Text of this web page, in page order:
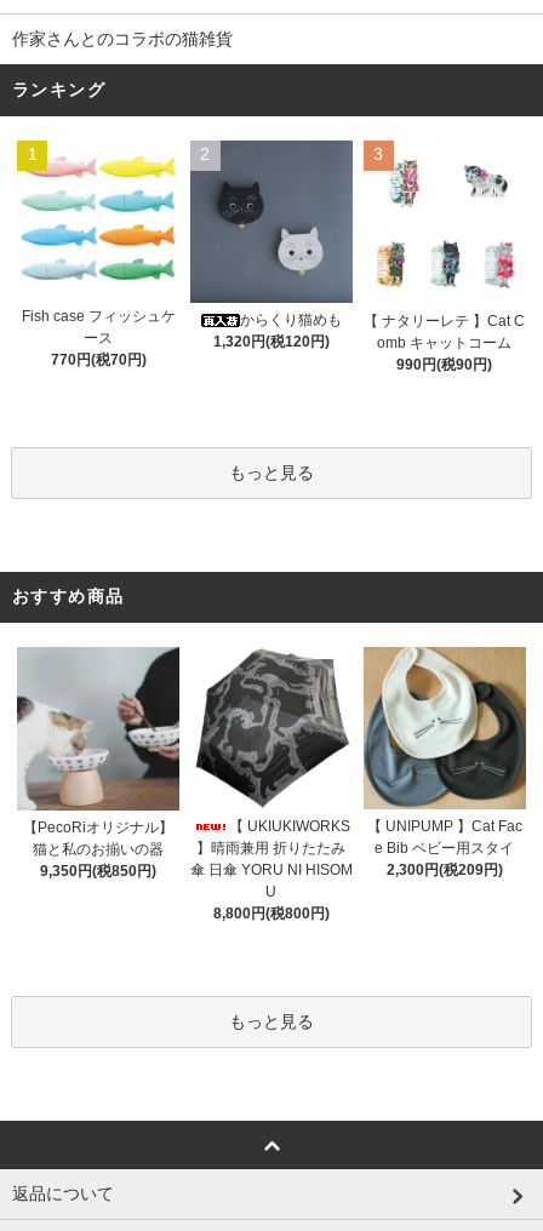
作家さんとのコラボの猫雑貨
ランキング
1
Fish case フィッシュケ
ース
770円(税70円)
2
からくり猫めも
1,320円(税120円)
3
【 ナタリーレテ 】Cat C
omb キャットコーム
990円(税90円)
もっと見る
おすすめ商品
【PecoRiオリジナル】
猫と私のお揃いの器
9,350円(税850円)
【 UKIUKIWORKS
】晴雨兼用 折りたたみ
傘 日傘 YORU NI HISOM
U
8,800円(税800円)
【 UNIPUMP 】Cat Fac
e Bib ベビー用スタイ
2,300円(税209円)
もっと見る
返品について